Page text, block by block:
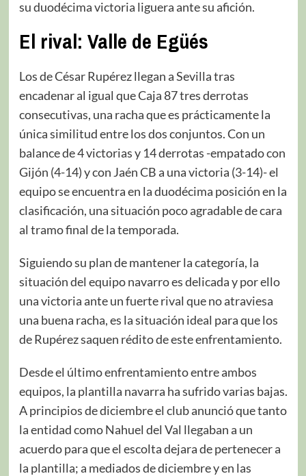
su duodécima victoria liguera ante su afición.
El rival: Valle de Egüés
Los de César Rupérez llegan a Sevilla tras
encadenar al igual que Caja 87 tres derrotas
consecutivas, una racha que es prácticamente la
única similitud entre los dos conjuntos. Con un
balance de 4 victorias y 14 derrotas -empatado con
Gijón (4-14) y con Jaén CB a una victoria (3-14)- el
equipo se encuentra en la duodécima posición en la
clasificación, una situación poco agradable de cara
al tramo final de la temporada.
Siguiendo su plan de mantener la categoría, la
situación del equipo navarro es delicada y por ello
una victoria ante un fuerte rival que no atraviesa
una buena racha, es la situación ideal para que los
de Rupérez saquen rédito de este enfrentamiento.
Desde el último enfrentamiento entre ambos
equipos, la plantilla navarra ha sufrido varias bajas.
A principios de diciembre el club anunció que tanto
la entidad como Nahuel del Val llegaban a un
acuerdo para que el escolta dejara de pertenecer a
la plantilla; a mediados de diciembre y en las